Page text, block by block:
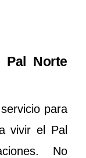
Pal Norte
para
vivir el Pal
No